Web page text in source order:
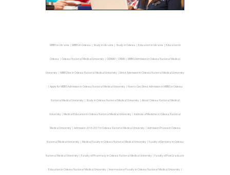
MBBS in Ukraine | MBBS in Odessa | Study in Ukraine | Study in Odessa | Education in Ukraine | Education in
Odessa | Odessa National Medical University | ODNMU | ONMU | MBBS Admission in Odessa National Medical
University | MBBS Fee in Odessa National Medical University | Direct Admission in Odessa National Medical University
| Apply for MBBS Admission in Odessa National Medical University | How to Get Direct Admission in MBBS in Odessa
National Medical University | Study in Odessa National Medical University | About Odessa National Medical
University | Medical Education in Odessa National Medical University | Institute of Medicine in Odessa National
Medical University | Admission 2016 2017 in Odessa National Medical University | Admission Process in Odessa
National Medical University | Medical Faculty in Odessa National Medical University | Faculty of Dentistry in Odessa
National Medical University | Faculty of Pharmacy in Odessa National Medical University | Faculty of PostGraduate
Education in Odessa National Medical University | International Faculty in Odessa National Medical University |